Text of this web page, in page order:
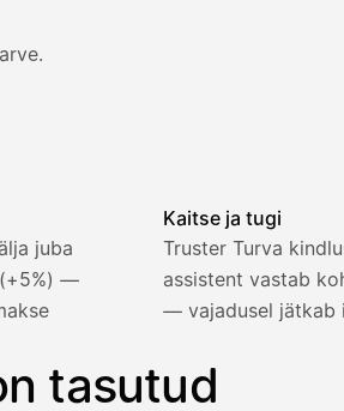
arve saadetakse.
juba
—
Kaitse ja tugi
Truster Turva
assistent vastab
— vajadusel jätkab
tasutud